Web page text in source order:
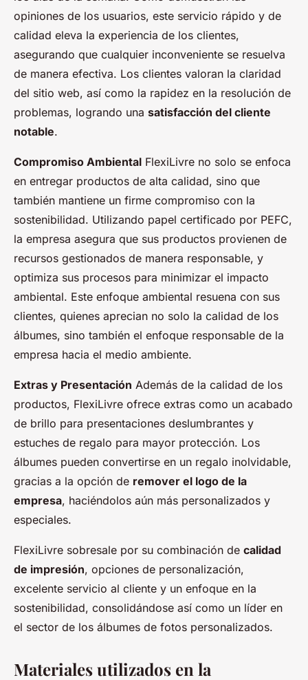
opiniones de los usuarios, este servicio rápido y de
calidad eleva la experiencia de los clientes,
asegurando que cualquier inconveniente se resuelva
de manera efectiva. Los clientes valoran la claridad
del sitio web, así como la rapidez en la resolución de
problemas, logrando una satisfacción del cliente
notable.
Compromiso Ambiental FlexiLivre no solo se enfoca
en entregar productos de alta calidad, sino que
también mantiene un firme compromiso con la
sostenibilidad. Utilizando papel certificado por PEFC,
la empresa asegura que sus productos provienen de
recursos gestionados de manera responsable, y
optimiza sus procesos para minimizar el impacto
ambiental. Este enfoque ambiental resuena con sus
clientes, quienes aprecian no solo la calidad de los
álbumes, sino también el enfoque responsable de la
empresa hacia el medio ambiente.
Extras y Presentación Además de la calidad de los
productos, FlexiLivre ofrece extras como un acabado
de brillo para presentaciones deslumbrantes y
estuches de regalo para mayor protección. Los
álbumes pueden convertirse en un regalo inolvidable,
gracias a la opción de remover el logo de la
empresa, haciéndolos aún más personalizados y
especiales.
FlexiLivre sobresale por su combinación de calidad
de impresión, opciones de personalización,
excelente servicio al cliente y un enfoque en la
sostenibilidad, consolidándose así como un líder en
el sector de los álbumes de fotos personalizados.
Materiales utilizados en la